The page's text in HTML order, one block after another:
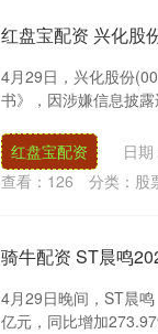
红盘宝配资 兴化股
4月29日，兴化股份
书》，因涉嫌信息披
红盘宝配资 日
查看： 126 分类： 股
骑牛配资 ST晨鸣
4月29日晚间，ST晨
亿元，同比增加